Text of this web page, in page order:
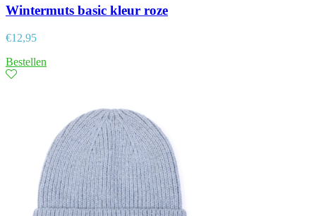
Wintermuts basic kleur roze
€12,95
Bestellen